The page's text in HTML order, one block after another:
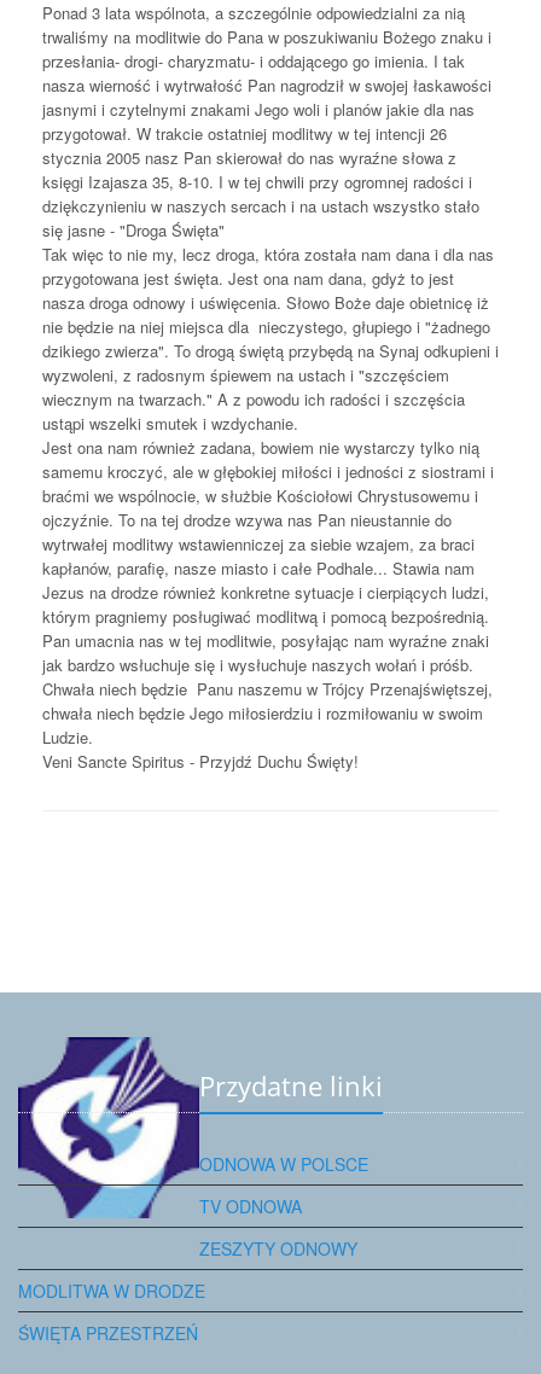
Ponad 3 lata wspólnota, a szczególnie odpowiedzialni za nią
trwaliśmy na modlitwie do Pana w poszukiwaniu Bożego znaku i
przesłania- drogi- charyzmatu- i oddającego go imienia. I tak
nasza wierność i wytrwałość Pan nagrodził w swojej łaskawości
jasnymi i czytelnymi znakami Jego woli i planów jakie dla nas
przygotował. W trakcie ostatniej modlitwy w tej intencji 26
stycznia 2005 nasz Pan skierował do nas wyraźne słowa z
księgi Izajasza 35, 8-10. I w tej chwili przy ogromnej radości i
dziękczynieniu w naszych sercach i na ustach wszystko stało
się jasne - "Droga Święta"
Tak więc to nie my, lecz droga, która została nam dana i dla nas
przygotowana jest święta. Jest ona nam dana, gdyż to jest
nasza droga odnowy i uświęcenia. Słowo Boże daje obietnicę iż
nie będzie na niej miejsca dla nieczystego, głupiego i "żadnego
dzikiego zwierza". To drogą świętą przybędą na Synaj odkupieni i
wyzwoleni, z radosnym śpiewem na ustach i "szczęściem
wiecznym na twarzach." A z powodu ich radości i szczęścia
ustąpi wszelki smutek i wzdychanie.
Jest ona nam również zadana, bowiem nie wystarczy tylko nią
samemu kroczyć, ale w głębokiej miłości i jedności z siostrami i
braćmi we wspólnocie, w służbie Kościołowi Chrystusowemu i
ojczyźnie. To na tej drodze wzywa nas Pan nieustannie do
wytrwałej modlitwy wstawienniczej za siebie wzajem, za braci
kapłanów, parafię, nasze miasto i całe Podhale... Stawia nam
Jezus na drodze również konkretne sytuacje i cierpiących ludzi,
którym pragniemy posługiwać modlitwą i pomocą bezpośrednią.
Pan umacnia nas w tej modlitwie, posyłając nam wyraźne znaki
jak bardzo wsłuchuje się i wysłuchuje naszych wołań i próśb.
Chwała niech będzie Panu naszemu w Trójcy Przenajświętszej,
chwała niech będzie Jego miłosierdziu i rozmiłowaniu w swoim
Ludzie.
Veni Sancte Spiritus - Przyjdź Duchu Święty!
Przydatne linki
ODNOWA W POLSCE
TV ODNOWA
ZESZYTY ODNOWY
MODLITWA W DRODZE
ŚWIĘTA PRZESTRZEŃ